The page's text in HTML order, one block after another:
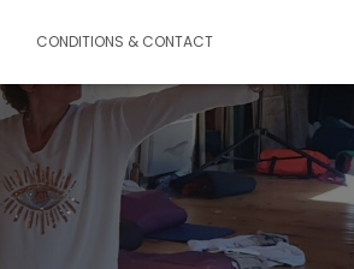
CONDITIONS & CONTACT